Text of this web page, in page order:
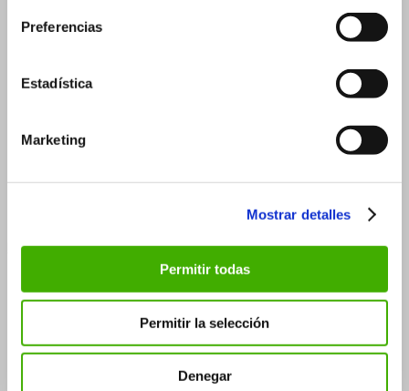
Preferencias
Estadística
Marketing
Mostrar detalles
Permitir todas
Permitir la selección
Denegar
5 ml – 18×40 mm
10 ml
Flascons roll-on
5 ml
5 ml – 20×41 mm